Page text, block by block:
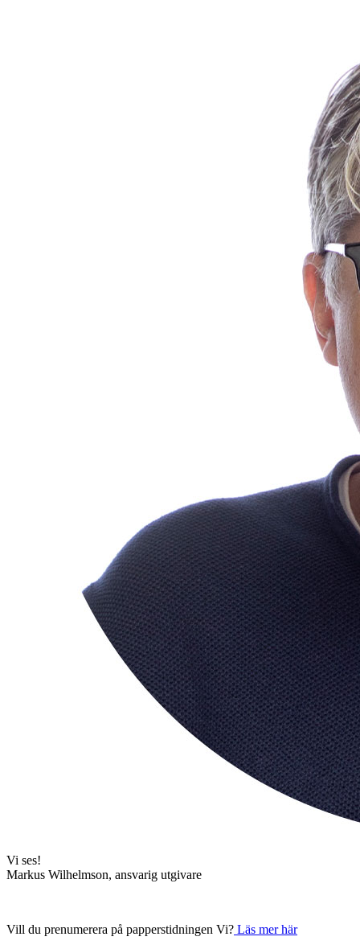
Vi ses!
Markus Wilhelmson, ansvarig utgivare
Vill du prenumerera på papperstidningen Vi? Läs mer här